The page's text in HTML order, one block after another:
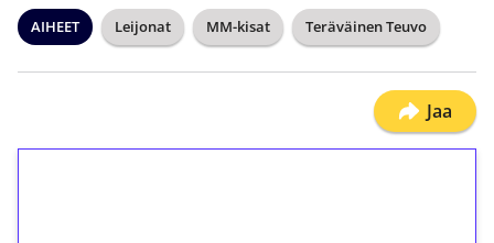
AIHEET Leijonat MM-kisat Teräväinen Teuvo
Jaa